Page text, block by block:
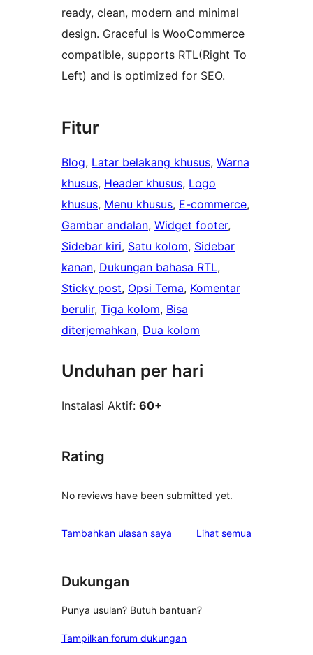
ready, clean, modern and minimal
design. Graceful is WooCommerce
compatible, supports RTL(Right To
Left) and is optimized for SEO.
Fitur
Blog, Latar belakang khusus, Warna
khusus, Header khusus, Logo
khusus, Menu khusus, E-commerce
Gambar andalan, Widget footer
Sidebar kiri, Satu kolom, Sidebar
kanan, Dukungan bahasa RTL
Sticky post, Opsi Tema, Komentar
berulir, Tiga kolom, Bisa
diterjemahkan, Dua kolom
Unduhan per hari
Instalasi Aktif: 60+
Rating
No reviews have been submitted yet.
Tambahkan ulasan saya Lihat semua
Dukungan
Punya usulan? Butuh bantuan?
Tampilkan forum dukungan